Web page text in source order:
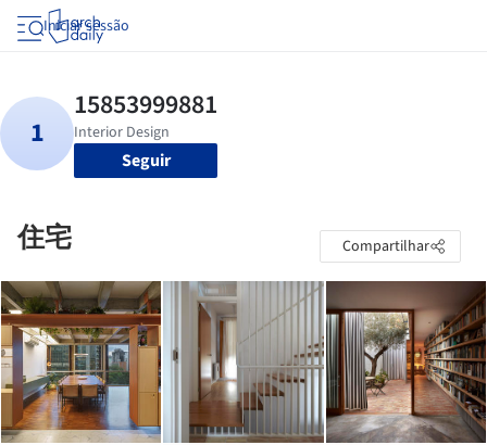
Iniciar sessão
Seguir
住宅 Compartilhar